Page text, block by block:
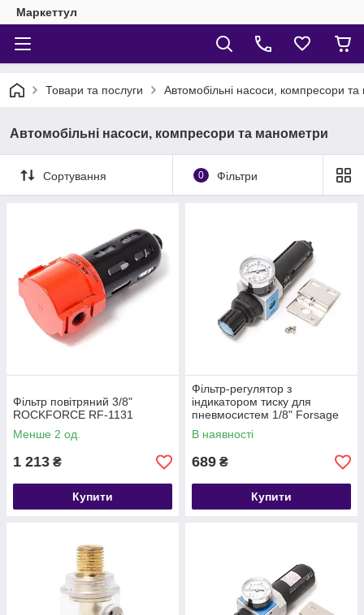
Маркеттул
Товари та послуги Автомобільні насоси, компресори
Автомобільні насоси, компресори та манометри
Сортування 0 Фільтри
Фільтр повітряний 3/8"
ROCKFORCE RF-1131
Менше 2 од.
1 213 ₴
Купити
Фільтр-регулятор з
індикатором тиску для
пневмосистем 1/8" Forsage
F-EW2000-01
В наявності
689 ₴
Купити